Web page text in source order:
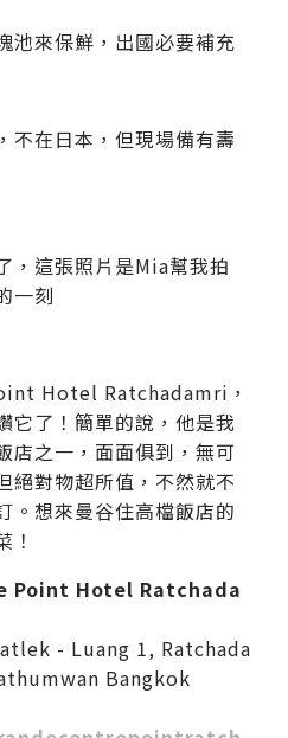
池來保鮮，出國必要補充
不在日本，但現場備有壽
，這張照片是Mia幫我拍
一刻
Hotel Ratchadamri，
它了！簡單的說，他是我
店之一，面面俱到，無可
絕對物超所值，不然就不
。想來曼谷住高檔飯店的
！
Point Hotel Ratchada
- Luang 1, Ratchada
Bangkok